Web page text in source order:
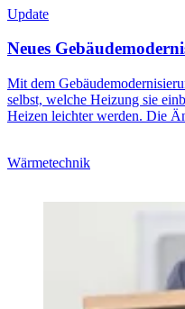
Update
Neues
Mit dem
selbst, welche Heizung sie
Heizen leichter werden. Die
Wärmetechnik